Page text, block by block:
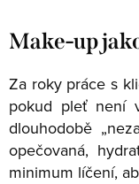
Make-up
Za roky práce s
pokud pleť není
dlouhodobě
opečovaná,
minimum líčení,